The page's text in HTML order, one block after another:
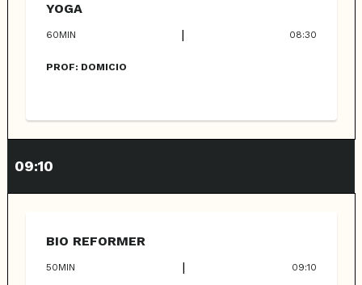
YOGA
60MIN | 08:30
PROF: DOMICIO
09:10
BIO REFORMER
50MIN | 09:10